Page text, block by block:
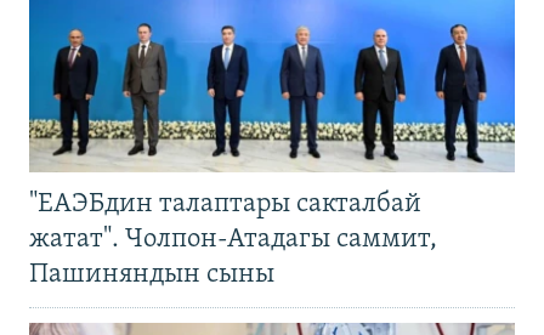
"ЕАЭБдин талаптары сакталбай
жатат". Чолпон-Атадагы саммит,
Пашиняндын сыны